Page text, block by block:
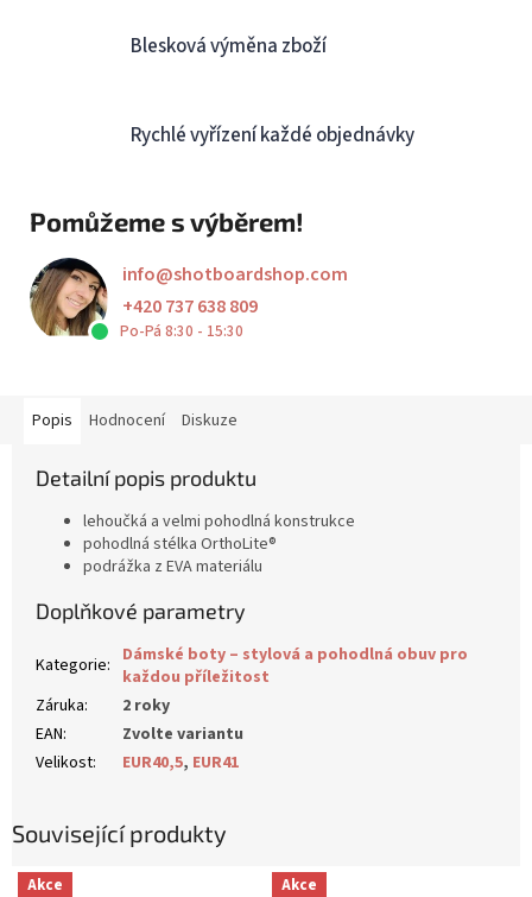
Blesková výměna zboží
Rychlé vyřízení každé objednávky
Pomůžeme s výběrem!
info@shotboardshop.com
+420 737 638 809
Po-Pá 8:30 - 15:30
Popis Hodnocení Diskuze
Detailní popis produktu
lehoučká a velmi pohodlná konstrukce
pohodlná stélka OrthoLite®
podrážka z EVA materiálu
Doplňkové parametry
Kategorie: Dámské boty – stylová a pohodlná obuv pro
každou příležitost
Záruka:
2 roky
EAN:
Zvolte variantu
Velikost: EUR40,5, EUR41
Související produkty
Akce Akce